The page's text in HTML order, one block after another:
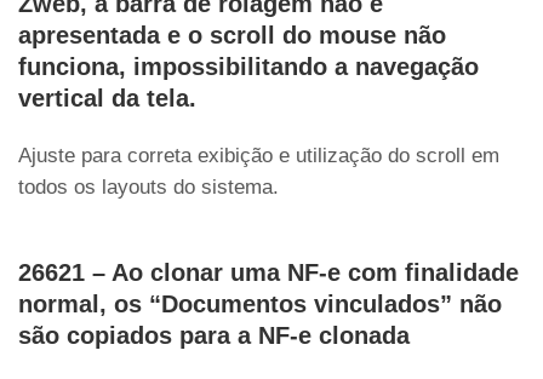
apresentada e o scroll do mouse não
funciona, impossibilitando a navegação
vertical da tela.
Ajuste para correta exibição e utilização do scroll em
todos os layouts do sistema.
26621 – Ao clonar uma NF-e com finalidade
normal, os “Documentos vinculados” não
são copiados para a NF-e clonada